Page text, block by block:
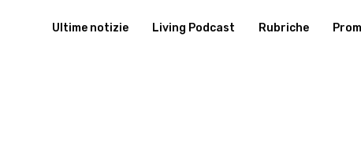
Ultime notizie Living Podcast Rubriche